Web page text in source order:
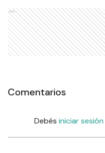
Ads
Comentarios
Debés iniciar sesión